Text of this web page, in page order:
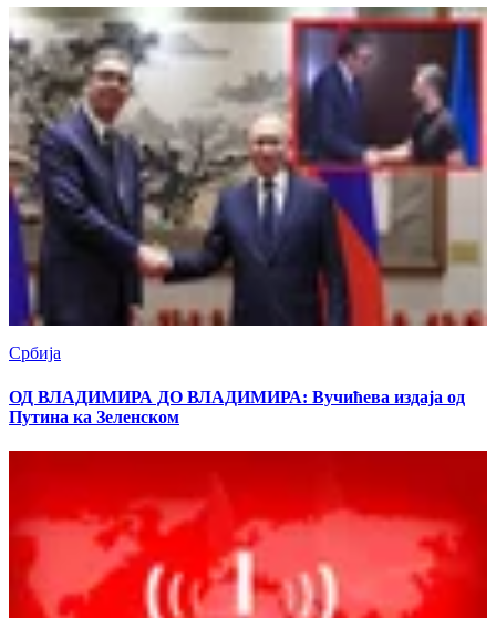
Србија
ОД ВЛАДИМИРА ДО ВЛАДИМИРА: Вучићева издаја од
Путина ка Зеленском